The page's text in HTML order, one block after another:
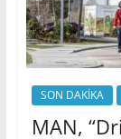
SON DAKİKA
MAN,